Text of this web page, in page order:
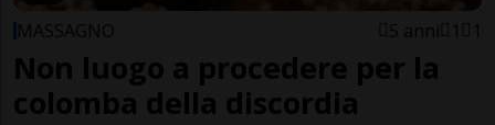
MASSAGNO 5 anni 1 1
Non luogo a procedere per la
colomba della discordia